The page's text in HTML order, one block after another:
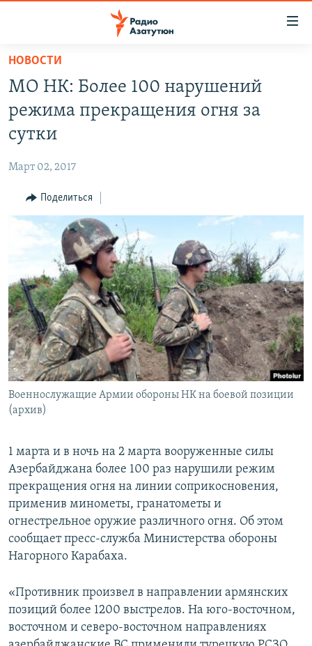
Перейти
основному
содержанию
Перейти
основной
навигации
Перейти
поиску
ПОЛИТИКА
ЭКОНОМИКА
РЕГИОН
НАГОРНЫЙ КАРАБАХ
КУЛЬТУРА
СПОРТ
АРХИВ
Հայերեն
English
Русский
НОВОСТИ
МО НК: Более 100 нарушений
режима прекращения огня за
сутки
Март 02, 2017
Поделиться
Военнослужащие Армии обороны НК на боевой позиции
(архив)
1 марта и в ночь на 2 марта вооруженные силы
Азербайджана более 100 раз нарушили режим
прекращения огня на линии соприкосновения,
применив минометы, гранатометы и
огнестрельное оружие различного огня. Об этом
сообщает пресс-служба Министерства обороны
Нагорного Карабаха.
«Противник произвел в направлении армянских
позиций более 1200 выстрелов. На юго-восточном,
восточном и северо-восточном направлениях